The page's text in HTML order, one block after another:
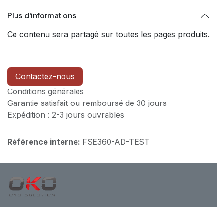
Plus d'informations
Ce contenu sera partagé sur toutes les pages produits.
Contactez-nous
Conditions générales
Garantie satisfait ou remboursé de 30 jours
Expédition : 2-3 jours ouvrables
Référence interne: FSE360-AD-TEST